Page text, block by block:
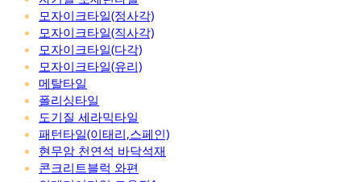
모자이크타일(정사각)
모자이크타일(직사각)
모자이크타일(다각)
모자이크타일(유리)
메탈타일
폴리싱타일
도기질 세라믹타일
패턴타일(이태리,스페인)
현무암 천연석 바닥석재
콘크리트블럭 와편